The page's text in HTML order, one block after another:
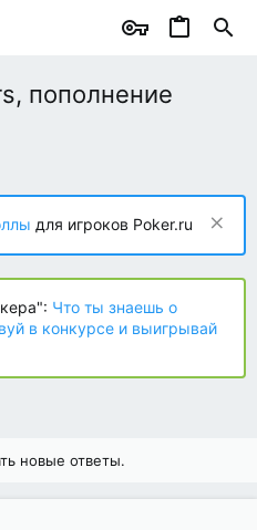
пополнение
для игроков Poker.ru
Что ты знаешь о
в конкурсе и выигрывай
новые ответы.